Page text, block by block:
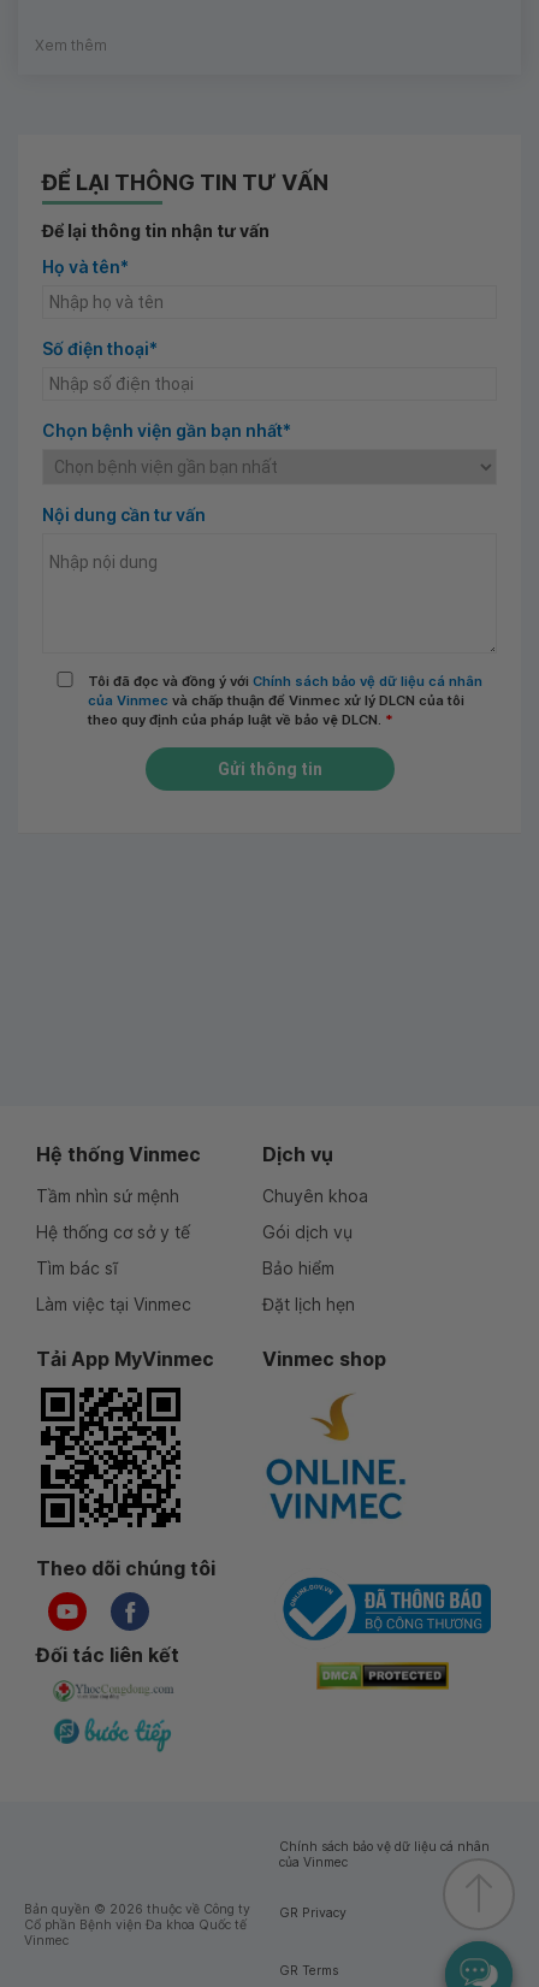
Xem thêm
ĐỂ LẠI THÔNG TIN TƯ VẤN
Để lại thông tin nhận tư vấn
Họ và tên*
Số điện thoại*
Chọn bệnh viện gần bạn nhất*
Nội dung cần tư vấn
Tôi đã đọc và đồng ý với Chính sách bảo vệ dữ liệu cá nhân
của Vinmec và chấp thuận để Vinmec xử lý DLCN của tôi
theo quy định của pháp luật về bảo vệ DLCN. *
Gửi thông tin
Hệ thống Vinmec
Tầm nhìn sứ mệnh
Hệ thống cơ sở y tế
Tìm bác sĩ
Làm việc tại Vinmec
Dịch vụ
Chuyên khoa
Gói dịch vụ
Bảo hiểm
Đặt lịch hẹn
Tải App MyVinmec Vinmec shop
Theo dõi chúng tôi
Đối tác liên kết
Bản quyền © 2026 thuộc về Công ty
Cổ phần Bệnh viện Đa khoa Quốc tế
Vinmec
Chính sách bảo vệ dữ liệu cá nhân
của Vinmec
GR Privacy
GR Terms